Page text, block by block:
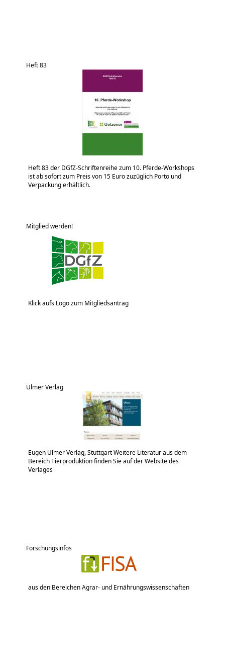
Heft 83
Heft 83 der DGfZ-Schriftenreihe zum 10. Pferde-Workshops
ist ab sofort zum Preis von 15 Euro zuzüglich Porto und
Verpackung erhältlich.
Mitglied werden!
Klick aufs Logo zum Mitgliedsantrag
Ulmer Verlag
Eugen Ulmer Verlag, Stuttgart Weitere Literatur aus dem
Bereich Tierproduktion finden Sie auf der Website des
Verlages
Forschungsinfos
aus den Bereichen Agrar- und Ernährungswissenschaften